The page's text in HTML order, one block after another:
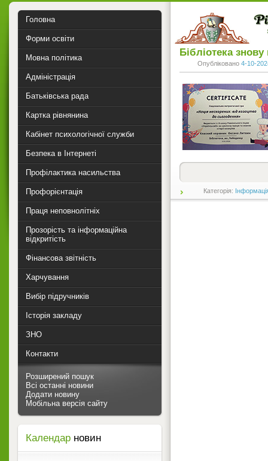
Бібліотека
Опубліковано 4-10-
Категорія:
Головна
Форми освіти
Мовна політика
Адміністрація
Батьківська рада
Картка рівнянина
Кабінет психологічної служби
Безпека в Інтернеті
Профілактика насильства
Профорієнтація
Праця неповнолітніх
Прозорість та інформаційна
відкритість
Фінансова звітність
Харчування
Вибір підручників
Історія закладу
ЗНО
Контакти
Розширений пошук
Всі останні новини
Додати новину
Мобільна версія сайту
Календар новин